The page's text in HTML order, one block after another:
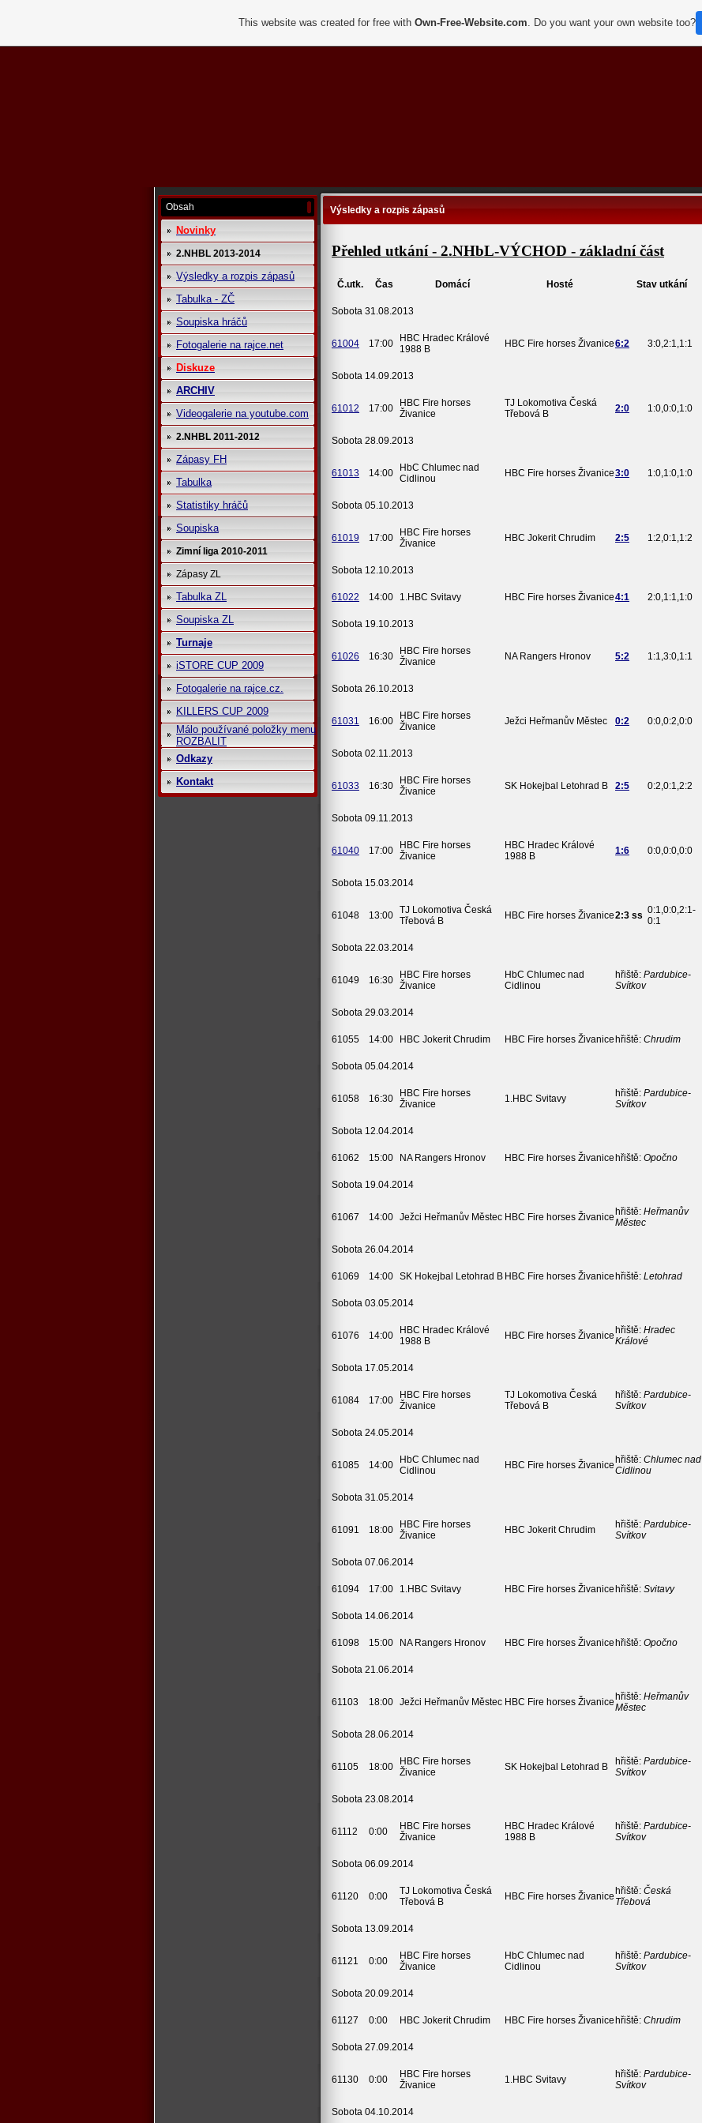
Obsah
Novinky
2.NHBL 2013-2014
Výsledky a rozpis zápasů
Tabulka - ZČ
Soupiska hráčů
Fotogalerie na rajce.net
Diskuze
ARCHIV
Videogalerie na youtube.com
2.NHBL 2011-2012
Zápasy FH
Tabulka
Statistiky hráčů
Soupiska
Zimní liga 2010-2011
Zápasy ZL
Tabulka ZL
Soupiska ZL
Turnaje
iSTORE CUP 2009
Fotogalerie na rajce.cz.
KILLERS CUP 2009
Málo používané položky menu
ROZBALIT
Odkazy
Kontakt
Výsledky a rozpis zápasů
Přehled utkání - 2.NHbL-VÝCHOD - základní část
Č.utk. Čas Domácí Hosté Stav utkání
Sobota 31.08.2013
61004 17:00
HBC Hradec Králové
1988 B
HBC Fire horses Živanice6:2 3:0,2:1,1:1
Sobota 14.09.2013
61012 17:00
HBC Fire horses
Živanice
TJ Lokomotiva Česká
Třebová B
2:0 1:0,0:0,1:0
Sobota 28.09.2013
61013 14:00
HbC Chlumec nad
Cidlinou
HBC Fire horses Živanice3:0 1:0,1:0,1:0
Sobota 05.10.2013
61019 17:00
HBC Fire horses
Živanice
HBC Jokerit Chrudim 2:5 1:2,0:1,1:2
Sobota 12.10.2013
61022 14:00 1.HBC Svitavy HBC Fire horses Živanice4:1 2:0,1:1,1:0
Sobota 19.10.2013
61026 16:30
HBC Fire horses
Živanice
NA Rangers Hronov 5:2 1:1,3:0,1:1
Sobota 26.10.2013
61031 16:00
HBC Fire horses
Živanice
Ježci Heřmanův Městec 0:2 0:0,0:2,0:0
Sobota 02.11.2013
61033 16:30
HBC Fire horses
Živanice
SK Hokejbal Letohrad B 2:5 0:2,0:1,2:2
Sobota 09.11.2013
61040 17:00
HBC Fire horses
Živanice
HBC Hradec Králové
1988 B
1:6 0:0,0:0,0:0
Sobota 15.03.2014
61048 13:00 TJ Lokomotiva Česká
Třebová B
HBC Fire horses Živanice2:3 ss 0:1,0:0,2:1-
0:1
Sobota 22.03.2014
61049 16:30
HBC Fire horses
Živanice
HbC Chlumec nad
Cidlinou
hřiště: Pardubice-
Svítkov
Sobota 29.03.2014
61055 14:00 HBC Jokerit Chrudim HBC Fire horses Živanicehřiště: Chrudim
Sobota 05.04.2014
61058 16:30
HBC Fire horses
Živanice
1.HBC Svitavy hřiště: Pardubice-
Svítkov
Sobota 12.04.2014
61062 15:00 NA Rangers Hronov HBC Fire horses Živanicehřiště: Opočno
Sobota 19.04.2014
61067 14:00 Ježci Heřmanův Městec HBC Fire horses Živanicehřiště: Heřmanův
Městec
Sobota 26.04.2014
61069 14:00 SK Hokejbal Letohrad B HBC Fire horses Živanicehřiště: Letohrad
Sobota 03.05.2014
61076 14:00
HBC Hradec Králové
1988 B
HBC Fire horses Živanicehřiště: Hradec
Králové
Sobota 17.05.2014
61084 17:00
HBC Fire horses
Živanice
TJ Lokomotiva Česká
Třebová B
hřiště: Pardubice-
Svítkov
Sobota 24.05.2014
61085 14:00
HbC Chlumec nad
Cidlinou
HBC Fire horses Živanicehřiště: Chlumec nad
Cidlinou
Sobota 31.05.2014
61091 18:00
HBC Fire horses
Živanice
HBC Jokerit Chrudim hřiště: Pardubice-
Svítkov
Sobota 07.06.2014
61094 17:00 1.HBC Svitavy HBC Fire horses Živanicehřiště: Svitavy
Sobota 14.06.2014
61098 15:00 NA Rangers Hronov HBC Fire horses Živanicehřiště: Opočno
Sobota 21.06.2014
61103 18:00 Ježci Heřmanův Městec HBC Fire horses Živanicehřiště: Heřmanův
Městec
Sobota 28.06.2014
61105 18:00
HBC Fire horses
Živanice
SK Hokejbal Letohrad B hřiště: Pardubice-
Svítkov
Sobota 23.08.2014
61112 0:00
HBC Fire horses
Živanice
HBC Hradec Králové
1988 B
hřiště: Pardubice-
Svítkov
Sobota 06.09.2014
61120 0:00
TJ Lokomotiva Česká
Třebová B
HBC Fire horses Živanicehřiště: Česká
Třebová
Sobota 13.09.2014
61121 0:00
HBC Fire horses
Živanice
HbC Chlumec nad
Cidlinou
hřiště: Pardubice-
Svítkov
Sobota 20.09.2014
61127 0:00 HBC Jokerit Chrudim HBC Fire horses Živanicehřiště: Chrudim
Sobota 27.09.2014
61130 0:00
HBC Fire horses
Živanice
1.HBC Svitavy hřiště: Pardubice-
Svítkov
Sobota 04.10.2014
This website was created for free withOwn-Free-Website.com. Do you want your own website too?